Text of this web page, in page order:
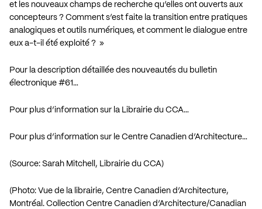
et les nouveaux champs de recherche qu’elles ont ouverts aux
concepteurs ? Comment s’est faite la transition entre pratiques
analogiques et outils numériques, et comment le dialogue entre
eux a-t-il été exploité ? »
Pour la description détaillée des nouveautés du bulletin
électronique #61…
Pour plus d’information sur la Librairie du CCA…
Pour plus d’information sur le Centre Canadien d’Architecture…
(Source: Sarah Mitchell, Librairie du CCA)
(Photo: Vue de la librairie, Centre Canadien d’Architecture,
Montréal. Collection Centre Canadien d’Architecture/Canadian